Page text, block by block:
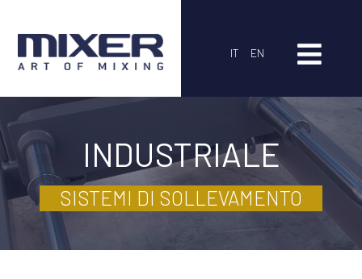
IT EN
INDUSTRIALE
SISTEMI DI SOLLEVAMENTO